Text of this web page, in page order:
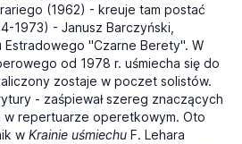
(1962) - kreuje tam postać
1973) - Janusz Barczyński,
Estradowego "Czarne Berety". W
od 1978 r. uśmiecha się do
zostaje w poczet solistów.
- zaśpiewał szereg znaczących
w repertuarze operetkowym. Oto
w Krainie uśmiechu F. Lehara